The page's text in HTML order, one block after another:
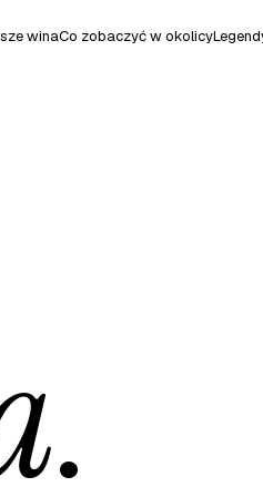
winaCo zobaczyć w okolicy
.